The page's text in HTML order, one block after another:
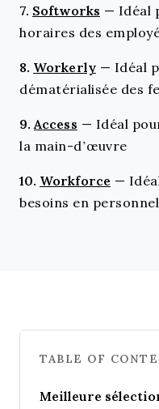
7. Softworks — Idéal
horaires des
8. Workerly — Idéal
dématérialisée des
9.Access — Idéal
la main-d’œuvre
10. Workforce —
besoins en
TABLE OF
Meilleure